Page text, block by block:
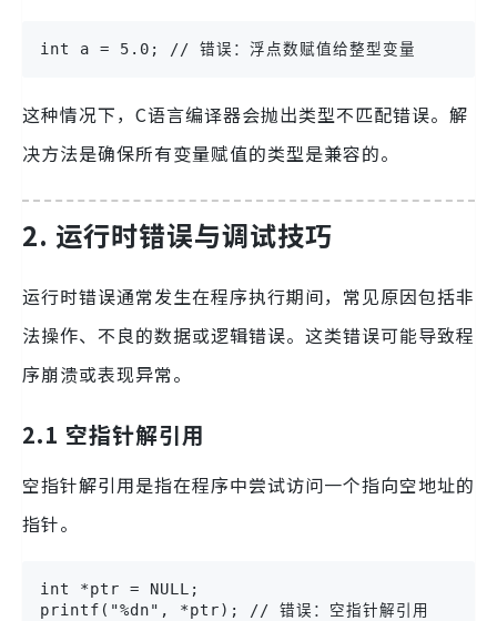
int a = 5.0; // 错误：浮点数赋值给整型变量
这种情况下，C语言编译器会抛出类型不匹配错误。解
决方法是确保所有变量赋值的类型是兼容的。
2. 运行时错误与调试技巧
运行时错误通常发生在程序执行期间，常见原因包括非
法操作、不良的数据或逻辑错误。这类错误可能导致程
序崩溃或表现异常。
2.1 空指针解引用
空指针解引用是指在程序中尝试访问一个指向空地址的
指针。
int *ptr = NULL;
printf("%dn", *ptr); // 错误：空指针解引用